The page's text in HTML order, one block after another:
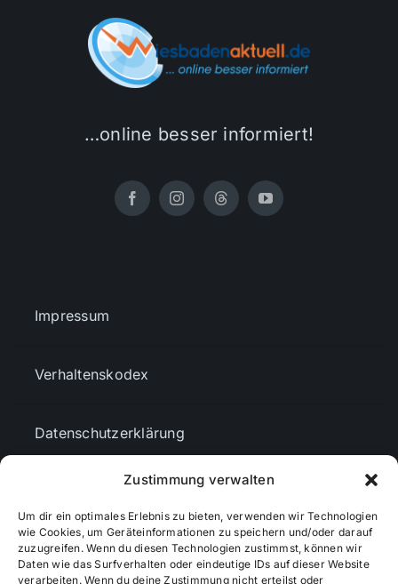
Zustimmung verwalten
Um dir ein optimales Erlebnis zu bieten, verwenden wir Technologien
wie Cookies, um Geräteinformationen zu speichern und/oder darauf
zuzugreifen. Wenn du diesen Technologien zustimmst, können wir
Daten wie das Surfverhalten oder eindeutige IDs auf dieser Website
verarbeiten. Wenn du deine Zustimmung nicht erteilst oder
…online besser informiert!
Impressum
Verhaltenskodex
Datenschutzerklärung
Cookie-Richtlinie (EU)